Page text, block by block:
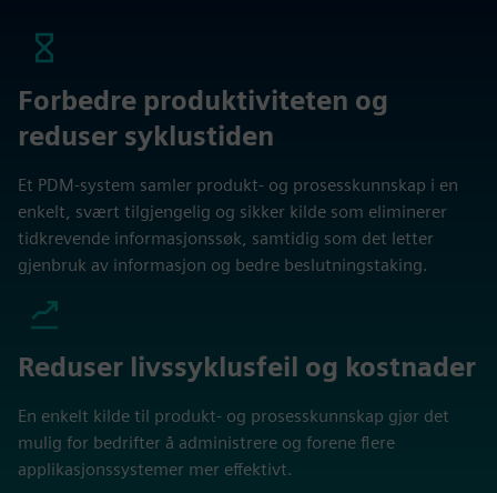
Forbedre produktiviteten og
reduser syklustiden
Et PDM-system samler produkt- og prosesskunnskap i en
enkelt, svært tilgjengelig og sikker kilde som eliminerer
tidkrevende informasjonssøk, samtidig som det letter
gjenbruk av informasjon og bedre beslutningstaking.
Reduser livssyklusfeil og kostnader
En enkelt kilde til produkt- og prosesskunnskap gjør det
mulig for bedrifter å administrere og forene flere
applikasjonssystemer mer effektivt.